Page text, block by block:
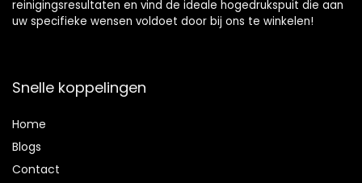
reinigingsresultaten en vind de ideale hogedrukspuit die aan
uw specifieke wensen voldoet door bij ons te winkelen!
Snelle koppelingen
Home
Blogs
Contact